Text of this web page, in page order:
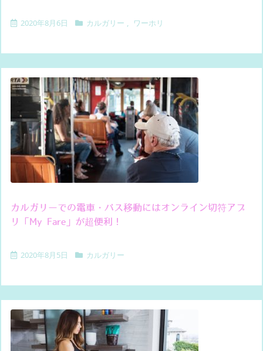
2020年8月6日 カルガリー , ワーホリ
カルガリーでの電車・バス移動にはオンライン切符アプ
リ「My Fare」が超便利！
2020年8月5日 カルガリー